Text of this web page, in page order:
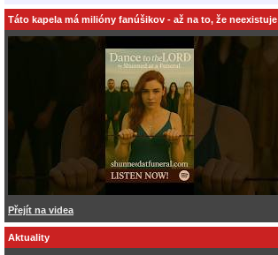
Táto kapela má milióny fanúšikov - až na to, že neexistuje
Přejít na videa
Aktuality